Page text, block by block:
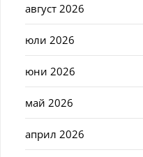
август 2026
юли 2026
юни 2026
май 2026
април 2026